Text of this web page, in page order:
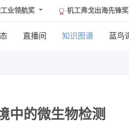
业领航奖 机工弗戈出海先锋奖
直播间 知识图谱 蓝鸟
中的微生物检测